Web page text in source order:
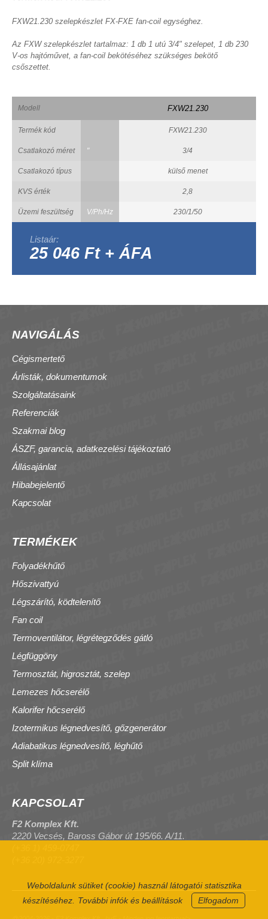
Weboldalunk sütiket (cookie) használ látogatói statisztika
készítéséhez.
További infók és beállítások Elfogadom
FXW21.230 szelepkészlet FX-FXE fan-coil egységhez.
Az FXW szelepkészlet tartalmaz: 1 db 1 utú 3/4" szelepet, 1 db 230
V-os hajtóművet, a fan-coil bekötéséhez szükséges bekötő
csőszettet.
Modell FXW21.230
Termék kód FXW21.230
Csatlakozó méret " 3/4
Csatlakozó típus külső menet
KVS érték 2,8
Üzemi feszültség V/Ph/Hz 230/1/50
Listaár:
25 046 Ft + ÁFA
NAVIGÁLÁS
Cégismertető
Árlisták, dokumentumok
Szolgáltatásaink
Referenciák
Szakmai blog
ÁSZF, garancia, adatkezelési tájékoztató
Állásajánlat
Hibabejelentő
Kapcsolat
TERMÉKEK
Folyadékhűtő
Hőszivattyú
Légszárító, ködtelenítő
Fan coil
Termoventilátor, légrétegződés gátló
Légfüggöny
Termosztát, higrosztát, szelep
Lemezes hőcserélő
Kalorifer hőcserélő
Izotermikus légnedvesítő, gőzgenerátor
Adiabatikus légnedvesítő, léghűtő
Split klíma
KAPCSOLAT
F2 Komplex Kft.
2220 Vecsés, Baross Gábor út 195/66. A/11.